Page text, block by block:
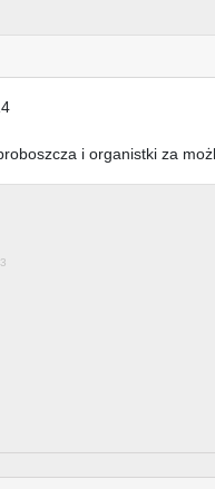
i organistki za